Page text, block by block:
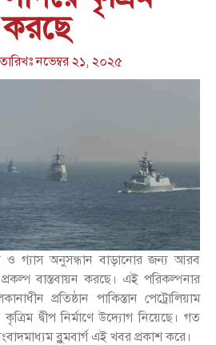
করছে
নভেম্বর ২১, ২০২৫
ও গ্যাস অনুসন্ধান বাড়ানোর জন্য আরব
বাস্তবায়ন করছে। এই পরিকল্পনার
প্রতিষ্ঠান পাকিস্তান পেট্রোলিয়াম
দ্বীপ নির্মাণে উদ্যোগ নিয়েছে। গত
ব্লুমবার্গ এই খবর প্রকাশ করে।